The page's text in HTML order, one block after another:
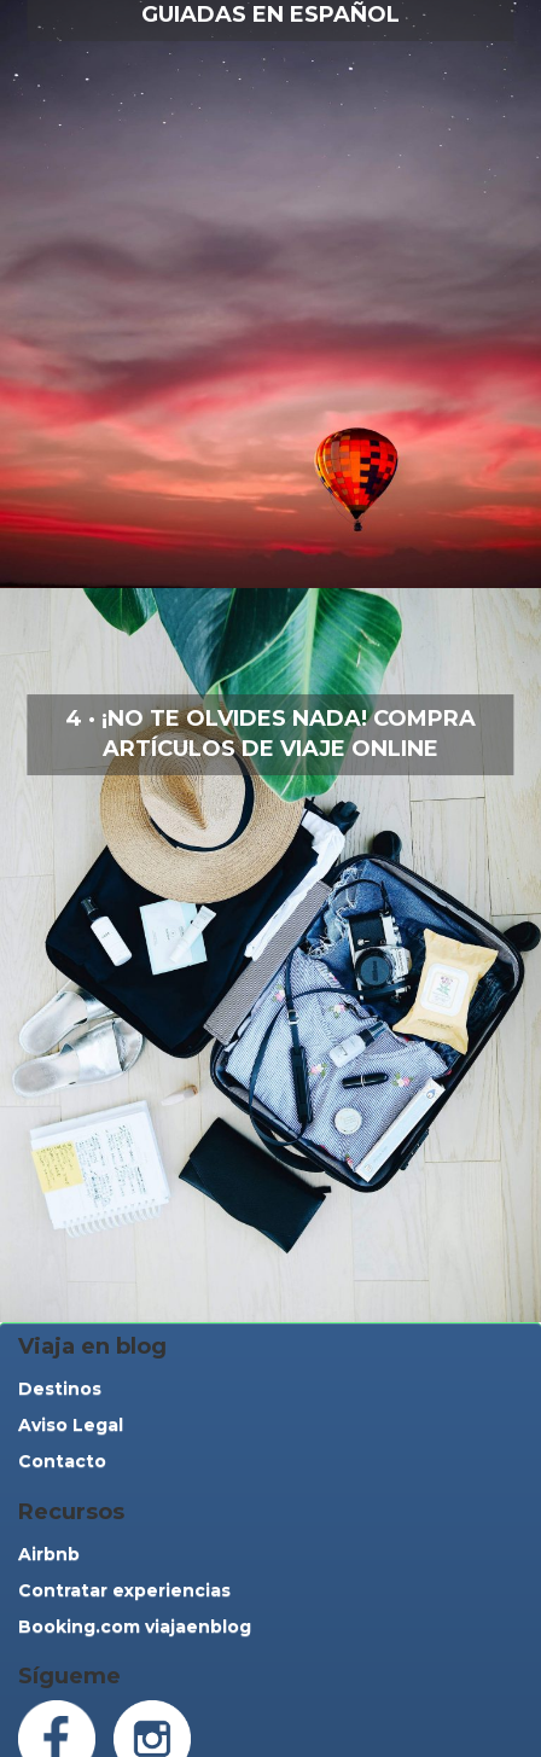
GUIADAS EN ESPAÑOL
4 · ¡NO TE OLVIDES NADA! COMPRA
ARTÍCULOS DE VIAJE ONLINE
Viaja en blog
Destinos
Aviso Legal
Contacto
Recursos
Airbnb
Contratar experiencias
Booking.com viajaenblog
Sígueme